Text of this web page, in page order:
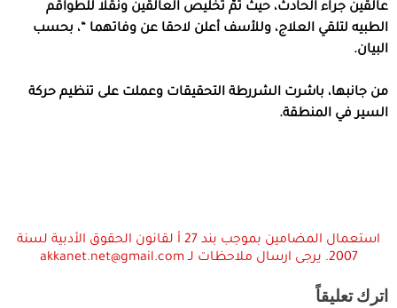
عالقين جراء الحادث، حيث تمّ تخليص العالقين ونقلا للطواقم
الطبيه لتلقي العلاج، وللأسف أعلن لاحقا عن وفاتهما “، بحسب
البيان.
من جانبها، باشرت الشررطة التحقيقات وعملت على تنظيم حركة
السير في المنطقة.
استعمال المضامين بموجب بند 27 أ لقانون الحقوق الأدبية لسنة
2007. يرجى ارسال ملاحظات لـ akkanet.net@gmail.com
اترك تعليقاً